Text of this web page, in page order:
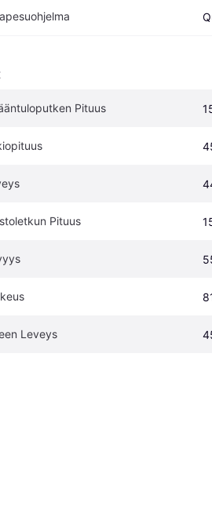
Pituus
Pituus
Leveys